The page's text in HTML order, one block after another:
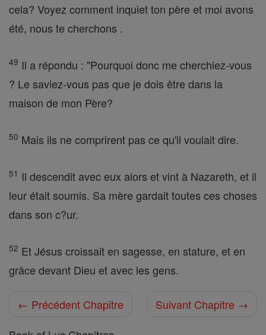
cela? Voyez comment inquiet ton père et moi avons
été, nous te cherchons .
49 Il a répondu : "Pourquoi donc me cherchiez-vous
? Le saviez-vous pas que je dois être dans la
maison de mon Père?
50 Mais ils ne comprirent pas ce qu'il voulait dire.
51 Il descendit avec eux alors et vint à Nazareth, et il
leur était soumis. Sa mère gardait toutes ces choses
dans son c?ur.
52 Et Jésus croissait en sagesse, en stature, et en
grâce devant Dieu et avec les gens.
← Précédent Chapitre
Suivant Chapitre →